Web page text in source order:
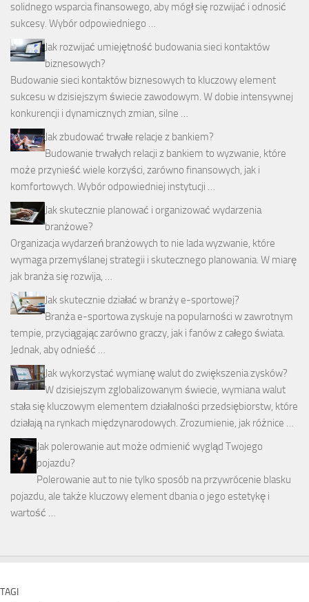
solidnego wsparcia finansowego, aby mógł się rozwijać i odnosić
sukcesy. Wybór odpowiedniego …
Jak rozwijać umiejętność budowania sieci kontaktów
biznesowych?
Budowanie sieci kontaktów biznesowych to kluczowy element
sukcesu w dzisiejszym świecie zawodowym. W dobie intensywnej
konkurencji i dynamicznych zmian, silne …
Jak zbudować trwałe relacje z bankiem?
Budowanie trwałych relacji z bankiem to wyzwanie, które
może przynieść wiele korzyści, zarówno finansowych, jak i
komfortowych. Wybór odpowiedniej instytucji …
Jak skutecznie planować i organizować wydarzenia
branżowe?
Organizacja wydarzeń branżowych to nie lada wyzwanie, które
wymaga przemyślanej strategii i skutecznego planowania. W miarę
jak branża się rozwija, …
Jak skutecznie działać w branży e-sportowej?
Branża e-sportowa zyskuje na popularności w zawrotnym
tempie, przyciągając zarówno graczy, jak i fanów z całego świata.
Jednak, aby odnieść …
Jak wykorzystać wymianę walut do zwiększenia zysków?
W dzisiejszym zglobalizowanym świecie, wymiana walut
stała się kluczowym elementem działalności przedsiębiorstw, które
działają na rynkach międzynarodowych. Zrozumienie, jak różnice …
Jak polerowanie aut może odmienić wygląd Twojego
pojazdu?
Polerowanie aut to nie tylko sposób na przywrócenie blasku
pojazdu, ale także kluczowy element dbania o jego estetykę i
wartość …
TAGI